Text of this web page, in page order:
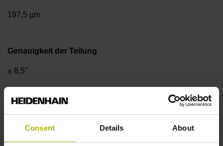
Consent Details About
197,5 µm
Genauigkeit der Teilung
± 8,5''
Grundabstand der codierte Referenzmarken,